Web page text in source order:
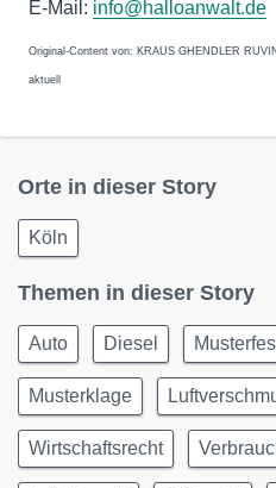
E-Mail: info@halloanwalt.de
Original-Content von: KRAUS GHENDLER
aktuell
Orte in dieser Story
Köln
Themen in dieser Story
Auto Diesel
Musterklage
Wirtschaftsrecht